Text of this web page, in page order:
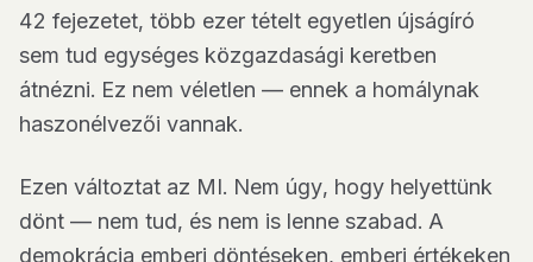
42 fejezetet, több ezer tételt egyetlen újságíró
sem tud egységes közgazdasági keretben
átnézni. Ez nem véletlen — ennek a homálynak
haszonélvezői vannak.
Ezen változtat az MI. Nem úgy, hogy helyettünk
dönt — nem tud, és nem is lenne szabad. A
demokrácia emberi döntéseken, emberi értékeken